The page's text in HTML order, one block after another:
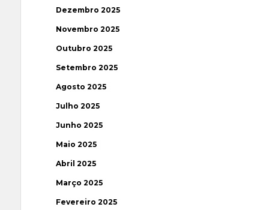
Dezembro 2025
Novembro 2025
Outubro 2025
Setembro 2025
Agosto 2025
Julho 2025
Junho 2025
Maio 2025
Abril 2025
Março 2025
Fevereiro 2025